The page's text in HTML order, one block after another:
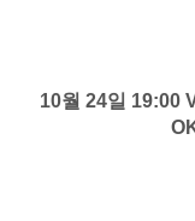
10월 24일 19:00